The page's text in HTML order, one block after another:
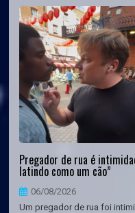
Pregador de rua é
latindo como um cão”
06/08/2026
Um pregador de rua foi